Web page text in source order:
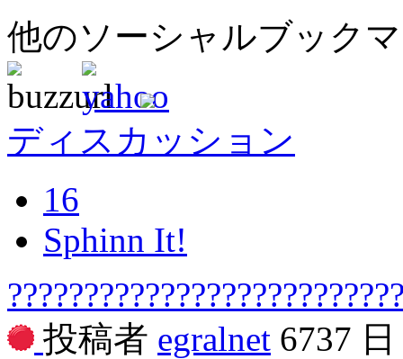
他のソーシャルブック
ディスカッション
16
Sphinn It!
投稿者 egralnet 6737